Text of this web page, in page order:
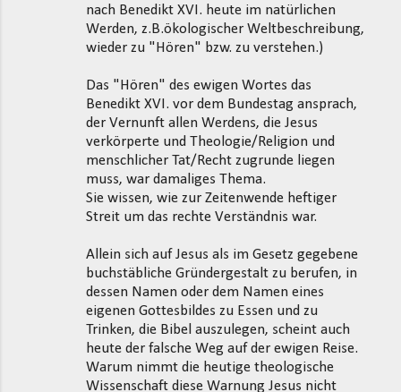
nach Benedikt XVI. heute im natürlichen
Werden, z.B.ökologischer Weltbeschreibung,
wieder zu "Hören" bzw. zu verstehen.)
Das "Hören" des ewigen Wortes das
Benedikt XVI. vor dem Bundestag ansprach,
der Vernunft allen Werdens, die Jesus
verkörperte und Theologie/Religion und
menschlicher Tat/Recht zugrunde liegen
muss, war damaliges Thema.
Sie wissen, wie zur Zeitenwende heftiger
Streit um das rechte Verständnis war.
Allein sich auf Jesus als im Gesetz gegebene
buchstäbliche Gründergestalt zu berufen, in
dessen Namen oder dem Namen eines
eigenen Gottesbildes zu Essen und zu
Trinken, die Bibel auszulegen, scheint auch
heute der falsche Weg auf der ewigen Reise.
Warum nimmt die heutige theologische
Wissenschaft diese Warnung Jesus nicht